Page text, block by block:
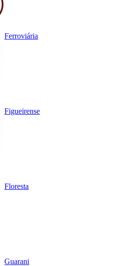
Ferroviária
Figueirense
Floresta
Guarani